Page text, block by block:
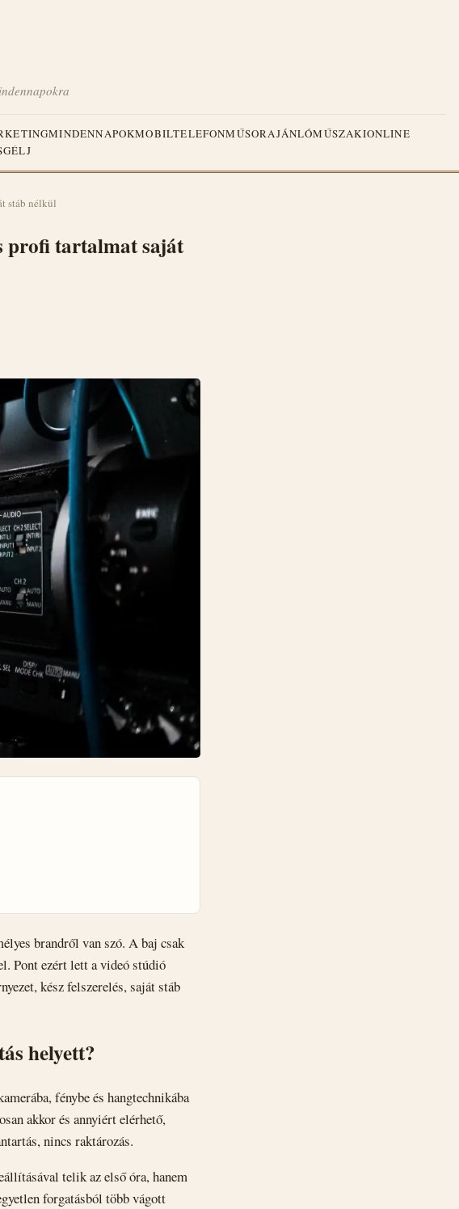
MINDENNAPOKMOBILTELEFONMŰSORAJÁNLÓMŰSZAKIONLINE
stáb nélkül
profi tartalmat saját
brandről van szó. A baj csak
Pont ezért lett a videó stúdió
kész felszerelés, saját stáb
helyett?
fénybe és hangtechnikába
akkor és annyiért elérhető,
nincs raktározás.
telik az első óra, hanem
forgatásból több vágott